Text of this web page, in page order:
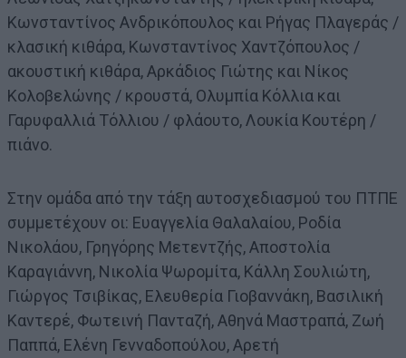
Κωνσταντίνος Ανδρικόπουλος και Ρήγας Πλαγεράς /
κλασική κιθάρα, Κωνσταντίνος Χαντζόπουλος /
ακουστική κιθάρα, Αρκάδιος Γιώτης και Νίκος
Κολοβελώνης / κρουστά, Ολυμπία Κόλλια και
Γαρυφαλλιά Τόλλιου / φλάουτο, Λουκία Κουτέρη /
πιάνο.
Στην ομάδα από την τάξη αυτοσχεδιασμού του ΠΤΠΕ
συμμετέχουν οι: Ευαγγελία Θαλαλαίου, Ροδία
Νικολάου, Γρηγόρης Μετεντζής, Αποστολία
Καραγιάννη, Νικολία Ψωρομίτα, Κάλλη Σουλιώτη,
Γιώργος Τσιβίκας, Ελευθερία Γιοβαννάκη, Βασιλική
Καντερέ, Φωτεινή Πανταζή, Αθηνά Μαστραπά, Ζωή
Παππά, Ελένη Γενναδοπούλου, Αρετή